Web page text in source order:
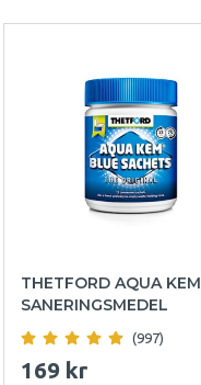
THETFORD AQUA KEM
SANERINGSMEDEL
(997)
169 kr